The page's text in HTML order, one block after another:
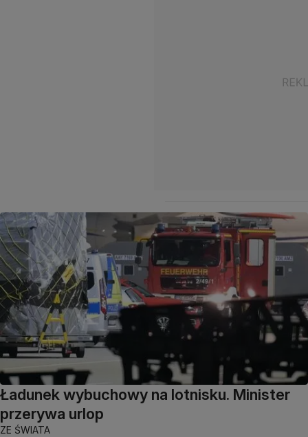
Ładunek wybuchowy na lotnisku. Minister
przerywa urlop
ZE ŚWIATA